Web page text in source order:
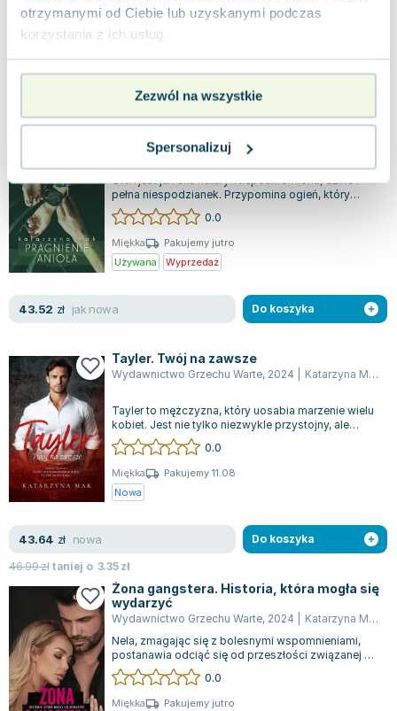
otrzymanymi od Ciebie lub uzyskanymi podczas
korzystania z ich usług.
Zezwól na wszystkie
Spersonalizuj
Miękka
Pakujemy jutro
Używana
23.41zł dobry Do koszyka
Pragnienie anioła
Videograf,2021| Katarzyna Mak
ONA jest jak siła natury. Nieposkromiona, dzika i
pełna niespodzianek. Przypomina ogień, który
może zarówno dać ciepło, jak i spop...
0.0
Miękka
Pakujemy jutro
Używana
Wyprzedaż
43.52 zł jak nowa Do koszyka
Tayler. Twój na zawsze
Wydawnictwo Grzechu Warte, 2024 Katarzyna Mak
Tayler to mężczyzna, który uosabia marzenie wielu
kobiet. Jest nie tylko niezwykle przystojny, ale
także silny, odważny i pewny si...
0.0
Miękka
Pakujemy 11.08
Nowa
43.64 zł nowa
46.99złtaniej o 3.35zł
Do koszyka
Żona gangstera. Historia, która mogła się
wydarzyć
Wydawnictwo Grzechu Warte, 2024
Katarzyna Mak
Nela, zmagając się z bolesnymi wspomnieniami,
postanawia odciąć się od przeszłości związanej z
Kostkiem, którego obarcza winą za s...
0.0
Miękka Pakujemy jutro